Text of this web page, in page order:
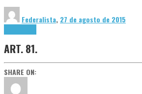
Federalista, 27 de agosto de 2015
ART. 81.
SHARE ON: